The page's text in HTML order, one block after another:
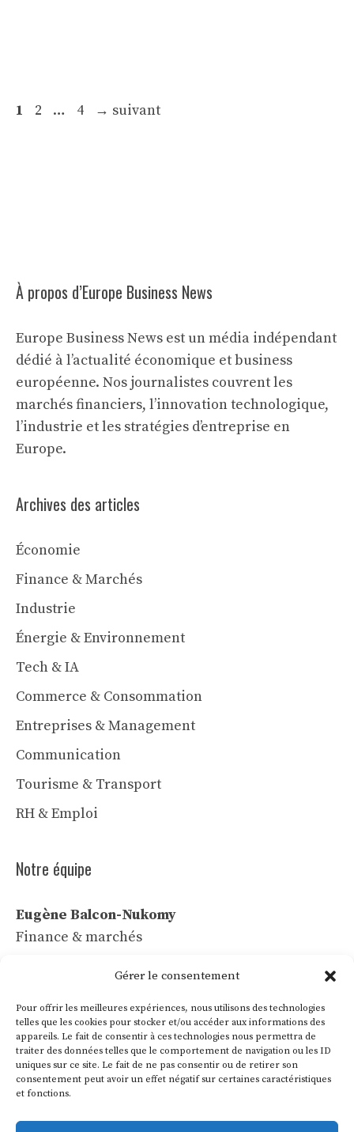
Gérer le consentement
Pour offrir les meilleures expériences, nous utilisons des technologies
telles que les cookies pour stocker et/ou accéder aux informations des
appareils. Le fait de consentir à ces technologies nous permettra de
traiter des données telles que le comportement de navigation ou les ID
uniques sur ce site. Le fait de ne pas consentir ou de retirer son
consentement peut avoir un effet négatif sur certaines caractéristiques
et fonctions.
Page
1 Page
2 … Page
4 → suivant
À propos d’Europe Business News
Europe Business News est un média indépendant
dédié à l’actualité économique et business
européenne. Nos journalistes couvrent les
marchés financiers, l’innovation technologique,
l’industrie et les stratégies d’entreprise en
Europe.
Archives des articles
Économie
Finance & Marchés
Industrie
Énergie & Environnement
Tech & IA
Commerce & Consommation
Entreprises & Management
Communication
Tourisme & Transport
RH & Emploi
Notre équipe
Eugène Balcon-Nukomy
Finance & marchés
Céline Vaubert
Léa Voss
Commerce & communication
Roland Villon
Industrie & énergie
Marie Lakanal